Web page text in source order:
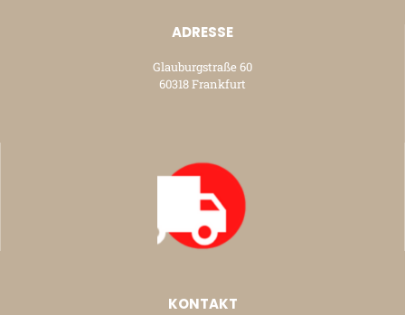
ADRESSE
Glauburgstraße 60
60318 Frankfurt
KONTAKT